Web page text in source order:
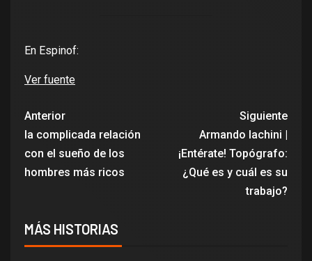
En Espinof:
Ver fuente
Anterior
la complicada relación
con el sueño de los
hombres más ricos
Siguiente
Armando Iachini |
¡Entérate! Topógrafo:
¿Qué es y cuál es su
trabajo?
MÁS HISTORIAS